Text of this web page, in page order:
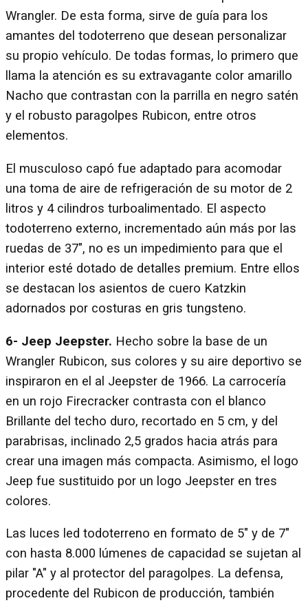
Wrangler. De esta forma, sirve de guía para los
amantes del todoterreno que desean personalizar
su propio vehículo. De todas formas, lo primero que
llama la atención es su extravagante color amarillo
Nacho que contrastan con la parrilla en negro satén
y el robusto paragolpes Rubicon, entre otros
elementos.
El musculoso capó fue adaptado para acomodar
una toma de aire de refrigeración de su motor de 2
litros y 4 cilindros turboalimentado. El aspecto
todoterreno externo, incrementado aún más por las
ruedas de 37", no es un impedimiento para que el
interior esté dotado de detalles premium. Entre ellos
se destacan los asientos de cuero Katzkin
adornados por costuras en gris tungsteno.
6- Jeep Jeepster. Hecho sobre la base de un
Wrangler Rubicon, sus colores y su aire deportivo se
inspiraron en el al Jeepster de 1966. La carrocería
en un rojo Firecracker contrasta con el blanco
Brillante del techo duro, recortado en 5 cm, y del
parabrisas, inclinado 2,5 grados hacia atrás para
crear una imagen más compacta. Asimismo, el logo
Jeep fue sustituido por un logo Jeepster en tres
colores.
Las luces led todoterreno en formato de 5" y de 7"
con hasta 8.000 lúmenes de capacidad se sujetan al
pilar "A" y al protector del paragolpes. La defensa,
procedente del Rubicon de producción, también